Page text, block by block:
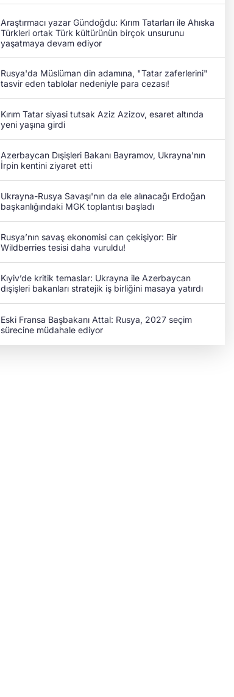
Araştırmacı yazar Gündoğdu: Kırım Tatarları ile Ahıska
Türkleri ortak Türk kültürünün birçok unsurunu
yaşatmaya devam ediyor
Rusya'da Müslüman din adamına, "Tatar zaferlerini"
tasvir eden tablolar nedeniyle para cezası!
Kırım Tatar siyasi tutsak Aziz Azizov, esaret altında
yeni yaşına girdi
Azerbaycan Dışişleri Bakanı Bayramov, Ukrayna'nın
İrpin kentini ziyaret etti
Ukrayna-Rusya Savaşı'nın da ele alınacağı Erdoğan
başkanlığındaki MGK toplantısı başladı
Rusya’nın savaş ekonomisi can çekişiyor: Bir
Wildberries tesisi daha vuruldu!
Kıyiv’de kritik temaslar: Ukrayna ile Azerbaycan
dışişleri bakanları stratejik iş birliğini masaya yatırdı
Eski Fransa Başbakanı Attal: Rusya, 2027 seçim
sürecine müdahale ediyor